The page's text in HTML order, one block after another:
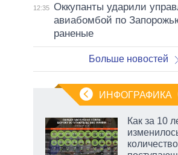
12:35 Оккупанты ударили
авиабомбой по
раненые
Больше новостей
ИНФОГРАФИКА
Как за 10
количество